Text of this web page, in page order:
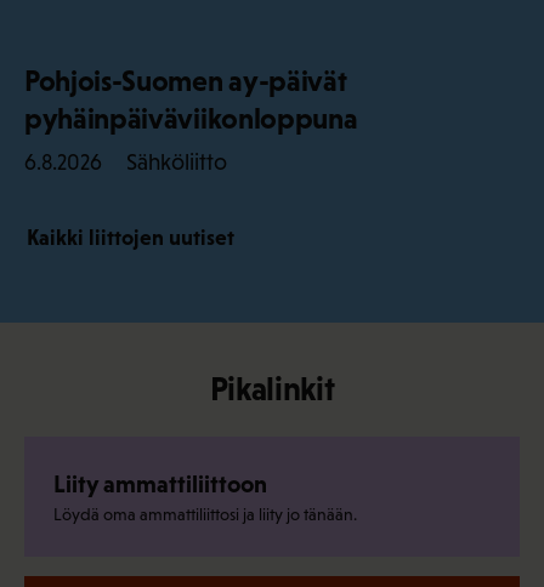
Pohjois-Suomen ay-päivät
pyhäinpäiväviikonloppuna
6.8.2026 Sähköliitto
Kaikki liittojen uutiset
Pikalinkit
Liity ammattiliittoon
Löydä oma ammattiliittosi ja liity jo tänään.